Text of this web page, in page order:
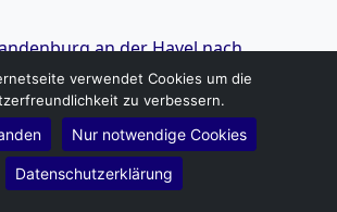
an der Havel nach
an der Havel nach
an der Havel nach
verwendet Cookies um die
zu verbessern.
Nur notwendige Cookies
Datenschutzerklärung